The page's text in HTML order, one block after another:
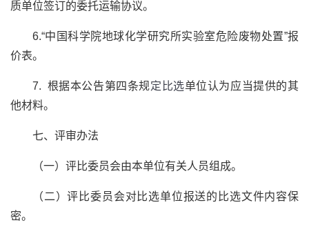
质单位签订的委托运输协议。
6.“中国科学院地球化学研究所实验室危险废物处置”报
价表。
7. 根据本公告第四条规定比选单位认为应当提供的其
他材料。
七、评审办法
（一）评比委员会由本单位有关人员组成。
（二）评比委员会对比选单位报送的比选文件内容保
密。